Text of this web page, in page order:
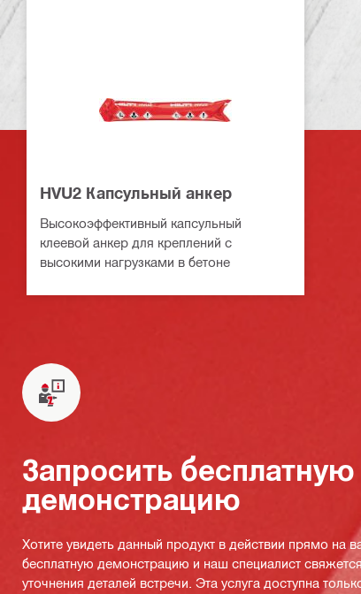
HVU2 Капсульный анкер
Высокоэффективный капсульный
клеевой анкер для креплений с
высокими нагрузками в бетоне
Запросить бесплатную
демонстрацию
Хотите увидеть данный продукт в действии прямо на
бесплатную демонстрацию и наш специалист
уточнения деталей встречи. Эта услуга доступна